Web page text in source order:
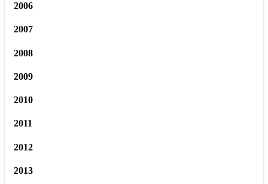
2006
2007
2008
2009
2010
2011
2012
2013